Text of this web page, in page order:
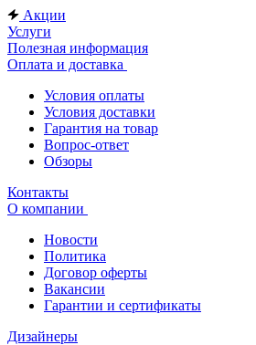
Акции
Услуги
Полезная информация
Оплата и доставка
Условия оплаты
Условия доставки
Гарантия на товар
Вопрос-ответ
Обзоры
Контакты
О компании
Новости
Политика
Договор оферты
Вакансии
Гарантии и сертификаты
Дизайнеры